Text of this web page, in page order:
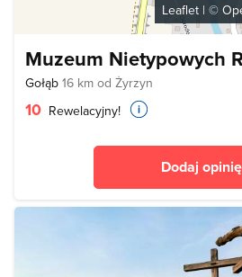
Leaflet | ©
Muzeum Nietypowych
Gołąb 16 km od Żyrzyn
10 Rewelacyjny!
Dodaj opinię